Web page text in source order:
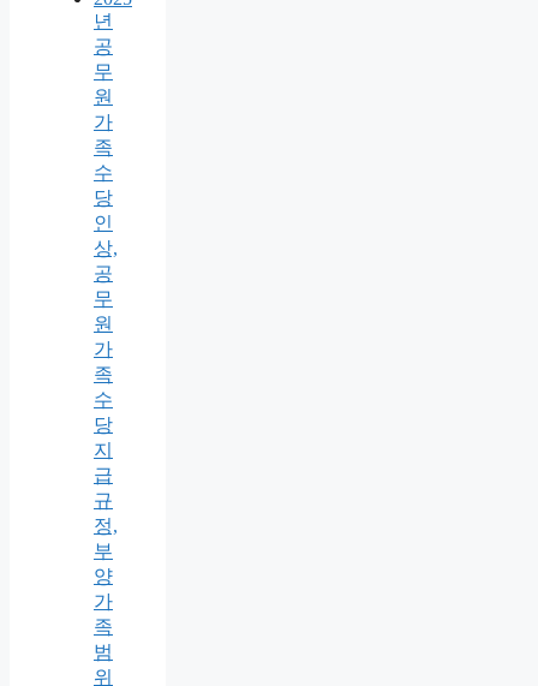
년
공
무
원
가
족
수
당
인
상,
공
무
원
가
족
수
당
지
급
규
정,
부
양
가
족
범
위